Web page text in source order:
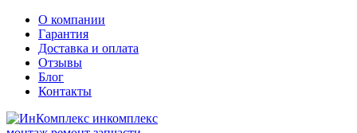
О компании
Гарантия
Доставка и оплата
Отзывы
Блог
Контакты
инкомплекс